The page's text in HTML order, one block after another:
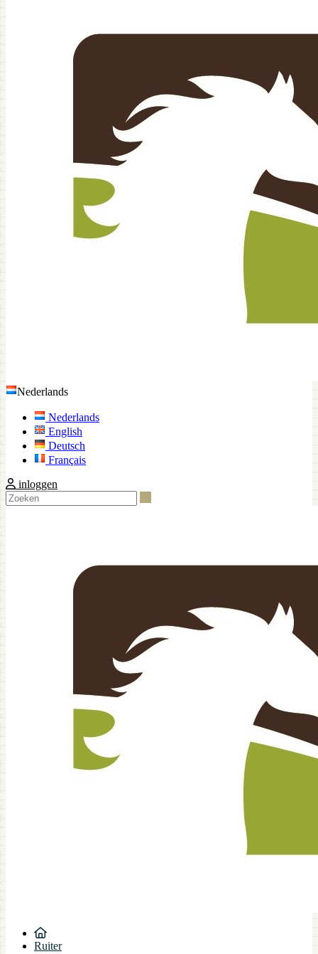
Nederlands
Nederlands
English
Deutsch
Français
inloggen
Ruiter